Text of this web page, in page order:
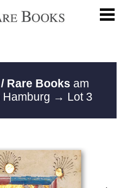
Rare Books am
Hamburg → Lot 3